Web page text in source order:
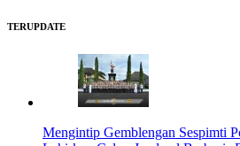
TERUPDATE
Mengintip Gemblengan Sespimti